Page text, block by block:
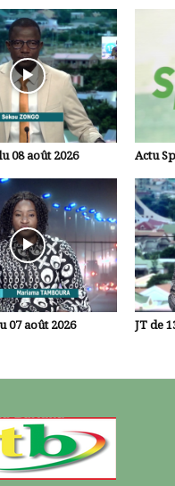
08 août 2026 Actu
07 août 2026 JT de